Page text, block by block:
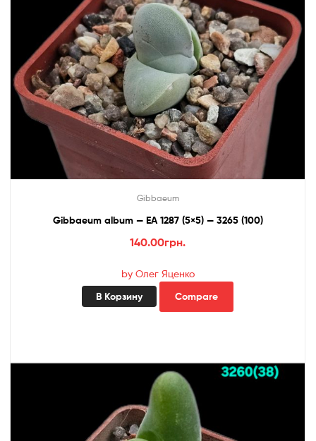
Gibbaeum
Gibbaeum album — EA 1287 (5×5) — 3265 (100)
140.00грн.
by Олег Яценко
В Корзину Compare